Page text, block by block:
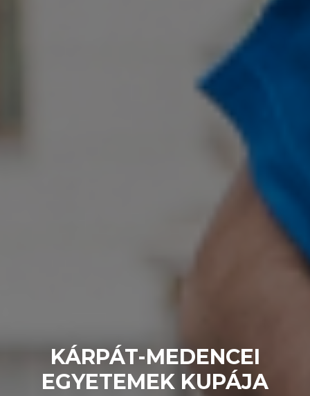
KÁRPÁT-MEDENCEI
EGYETEMEK KUPÁJA